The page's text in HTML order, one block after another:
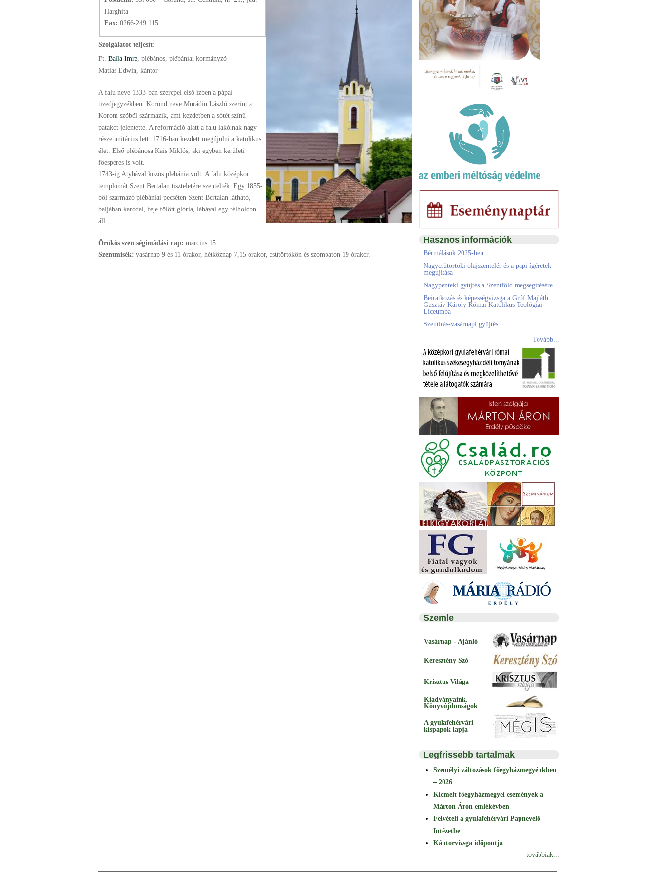
Harghita
Fax: 0266-249.115
Szolgálatot teljesít:
Ft. Balla Imre , plébános , plébániai kormányzó
Matias Edwin, kántor
A falu neve 1333-ban szerepel első ízben a pápai
tizedjegyzékben. Korond neve Murádin László szerint a
Korom szóból származik, ami kezdetben a sötét színű
patakot jelentette. A reformáció alatt a falu lakóinak nagy
része unitárius lett. 1716-ban kezdett megújulni a katolikus
élet. Első plébánosa Kais Miklós, aki egyben kerületi
főesperes is volt.
1743-ig Atyhával közös plébánia volt. A falu középkori
templomát Szent Bertalan tiszteletére szentelték. Egy 1855-
ből származó plébániai pecséten Szent Bertalan látható,
baljában karddal, feje fölött glória, lábával egy félholdon
áll.
Örökös szentségimádási nap: március 15.
Szentmisék: vasárnap 9 és 11 órakor, hétköznap 7,15 órakor, csütörtökön és szombaton 19 órakor.
Hasznos információk
Bérmálások 2025-ben
Nagycsütörtöki olajszentelés és a papi ígéretek
megújítása
Nagypénteki gyűjtés a Szentföld megsegítésére
Beiratkozás és képességvizsga a Gróf Majláth
Gusztáv Károly Római Katolikus Teológiai
Líceumba
Szentírás-vasárnapi gyűjtés
Tovább...
Szemle
Vasárnap - Ajánló
Keresztény Szó
Krisztus Világa
Kiadványaink,
Könyvújdonságok
A gyulafehérvári
kispapok lapja
Legfrissebb tartalmak
Személyi változások főegyházmegyénkben
– 2026
Kiemelt főegyházmegyei események a
Márton Áron emlékévben
Felvételi a gyulafehérvári Papnevelő
Intézetbe
Kántorvizsga időpontja
továbbiak...